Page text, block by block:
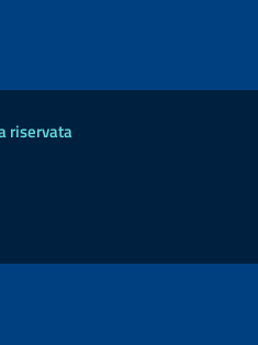
riservata